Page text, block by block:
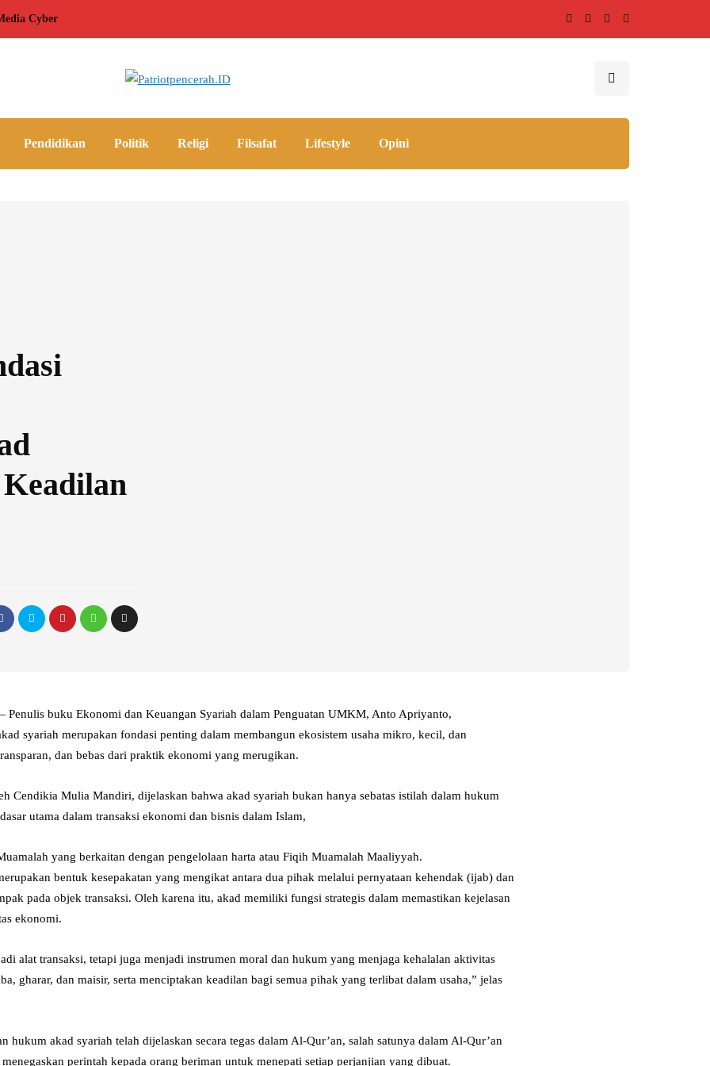
Cyber
Pendidikan Politik Religi Filsafat Lifestyle Opini
Penulis buku Ekonomi dan Keuangan Syariah dalam Penguatan UMKM, Anto Apriyanto,
syariah merupakan fondasi penting dalam membangun ekosistem usaha mikro, kecil, dan
dan bebas dari praktik ekonomi yang merugikan.
Cendikia Mulia Mandiri, dijelaskan bahwa akad syariah bukan hanya sebatas istilah dalam hukum
utama dalam transaksi ekonomi dan bisnis dalam Islam,
yang berkaitan dengan pengelolaan harta atau Fiqih Muamalah Maaliyyah.
bentuk kesepakatan yang mengikat antara dua pihak melalui pernyataan kehendak (ijab) dan
pada objek transaksi. Oleh karena itu, akad memiliki fungsi strategis dalam memastikan kejelasan
ekonomi.
alat transaksi, tetapi juga menjadi instrumen moral dan hukum yang menjaga kehalalan aktivitas
gharar, dan maisir, serta menciptakan keadilan bagi semua pihak yang terlibat dalam usaha,” jelas
hukum akad syariah telah dijelaskan secara tegas dalam Al-Qur’an, salah satunya dalam Al-Qur’an
perintah kepada orang beriman untuk menepati setiap perjanjian yang dibuat.